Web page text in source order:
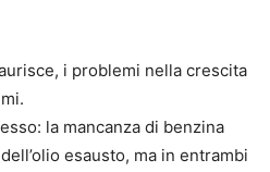
i problemi nella crescita
la mancanza di benzina
esausto, ma in entrambi